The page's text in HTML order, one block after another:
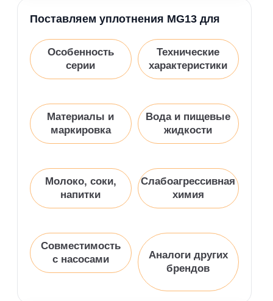
Поставляем уплотнения MG13 для
Особенность
серии
Технические
характеристики
Материалы и
маркировка
Вода и пищевые
жидкости
Молоко, соки,
напитки
Слабоагрессивная
химия
Совместимость
с насосами
Аналоги других
брендов